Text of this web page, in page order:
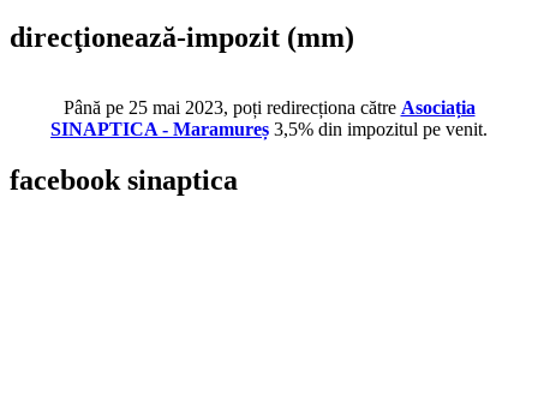
direcţionează-impozit (mm)
Până pe 25 mai 2023, poți redirecționa către Asociația
SINAPTICA - Maramureș 3,5% din impozitul pe venit.
facebook sinaptica